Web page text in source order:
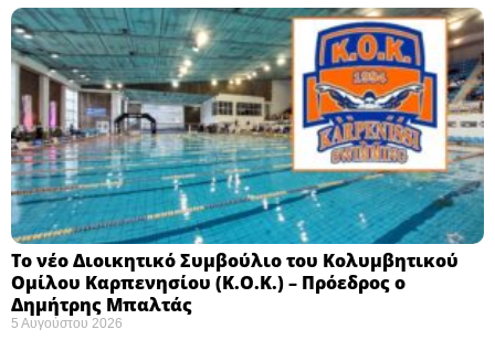
Το νέο Διοικητικό Συμβούλιο του Κολυμβητικού
Ομίλου Καρπενησίου (Κ.Ο.Κ.) – Πρόεδρος ο
Δημήτρης Μπαλτάς
5 Αυγούστου 2026